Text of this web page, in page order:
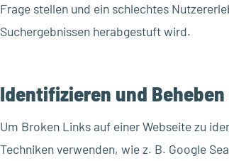
Frage stellen und ein schlechtes
Suchergebnissen herabgestuft wird.
Identifizieren und
Um Broken Links auf einer Webseite zu
Techniken verwenden, wie z. B. Google